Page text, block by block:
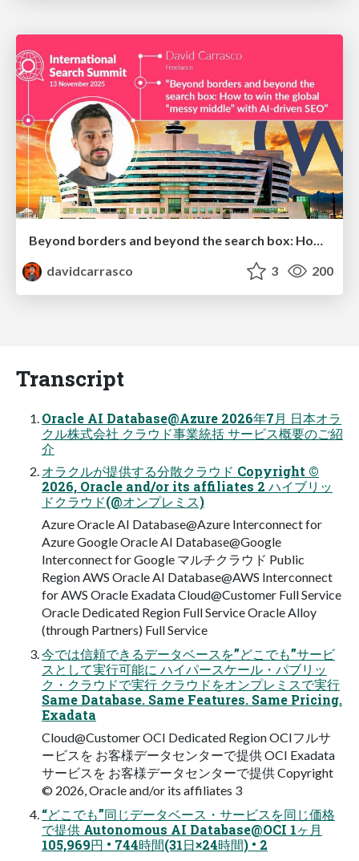
davidcarrasco
3 200
Transcript
Oracle AI Database@Azure 2026年7⽉ ⽇本オラ
クル株式会社 クラウド事業統括 サービス概要のご紹
介
オラクルが提供する分散クラウド Copyright ©
2026, Oracle and/or its affiliates 2 ハイブリッ
ドクラウド(@オンプレミス)
Azure Oracle AI Database@Azure Interconnect for
Azure Google Oracle AI Database@Google
Interconnect for Google マルチクラウド Public
Region AWS Oracle AI Database@AWS Interconnect
for AWS Oracle Exadata Cloud@Customer Full Service
Oracle Dedicated Region Full Service Oracle Alloy
(through Partners) Full Service
今では信頼できるデータベースを”どこでも”サービ
スとして実⾏可能に ハイパースケール・パブリッ
ク・クラウドで実⾏ クラウドをオンプレミスで実⾏
Same Database. Same Features. Same Pricing.
Exadata
Cloud@Customer OCI Dedicated Region OCIフルサ
ービスを お客様データセンターで提供 OCI Exadata
サービスを お客様データセンターで提供 Copyright
© 2026, Oracle and/or its affiliates 3
“どこでも”同じデータベース・サービスを同じ価格
で提供 Autonomous AI Database@OCI 1ヶ⽉
105,969円 • 744時間(31⽇×24時間) • 2